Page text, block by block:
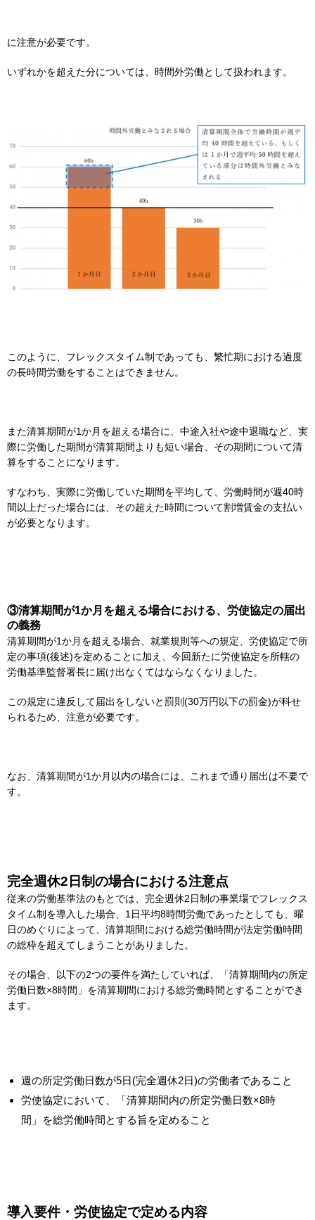
に注意が必要です。
いずれかを超えた分については、時間外労働として扱われます。
このように、フレックスタイム制であっても、繁忙期における過度
の長時間労働をすることはできません。
また清算期間が1か月を超える場合に、中途入社や途中退職など、実
際に労働した期間が清算期間よりも短い場合、その期間について清
算をすることになります。
すなわち、実際に労働していた期間を平均して、労働時間が週40時
間以上だった場合には、その超えた時間について割増賃金の支払い
が必要となります。
③清算期間が1か月を超える場合における、労使協定の届出
の義務
清算期間が1か月を超える場合、就業規則等への規定、労使協定で所
定の事項(後述)を定めることに加え、今回新たに労使協定を所轄の
労働基準監督署長に届け出なくてはならなくなりました。
この規定に違反して届出をしないと罰則(30万円以下の罰金)が科せ
られるため、注意が必要です。
なお、清算期間が1か月以内の場合には、これまで通り届出は不要で
す。
完全週休2日制の場合における注意点
従来の労働基準法のもとでは、完全週休2日制の事業場でフレックス
タイム制を導入した場合、1日平均8時間労働であったとしても、曜
日のめぐりによって、清算期間における総労働時間が法定労働時間
の総枠を超えてしまうことがありました。
その場合、以下の2つの要件を満たしていれば、「清算期間内の所定
労働日数×8時間」を清算期間における総労働時間とすることができ
ます。
週の所定労働日数が5日(完全週休2日)の労働者であること
労使協定において、「清算期間内の所定労働日数×8時
間」を総労働時間とする旨を定めること
導入要件・労使協定で定める内容